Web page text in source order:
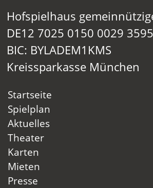
Hofspielhaus
DE12 7025 0150 0029
BIC: BYLADEM1KMS
Kreissparkasse München
Startseite
Spielplan
Aktuelles
Theater
Karten
Mieten
Presse